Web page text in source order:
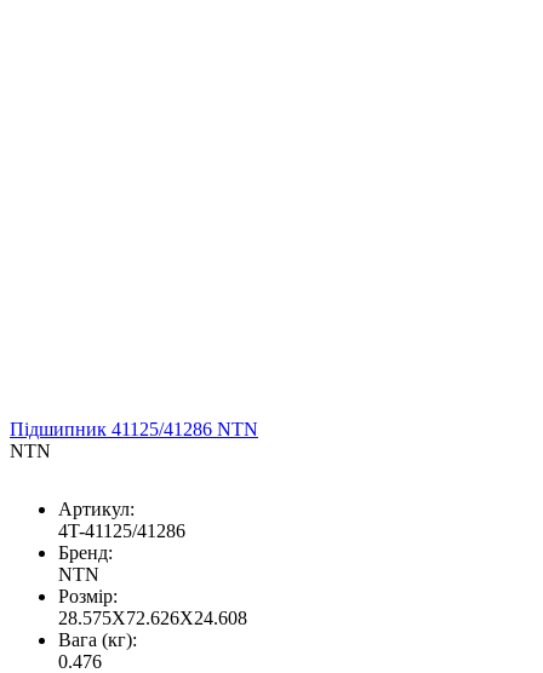
Підшипник 41125/41286 NTN
NTN
Артикул:
4T-41125/41286
Бренд:
NTN
Розмір:
28.575X72.626X24.608
Вага (кг):
0.476